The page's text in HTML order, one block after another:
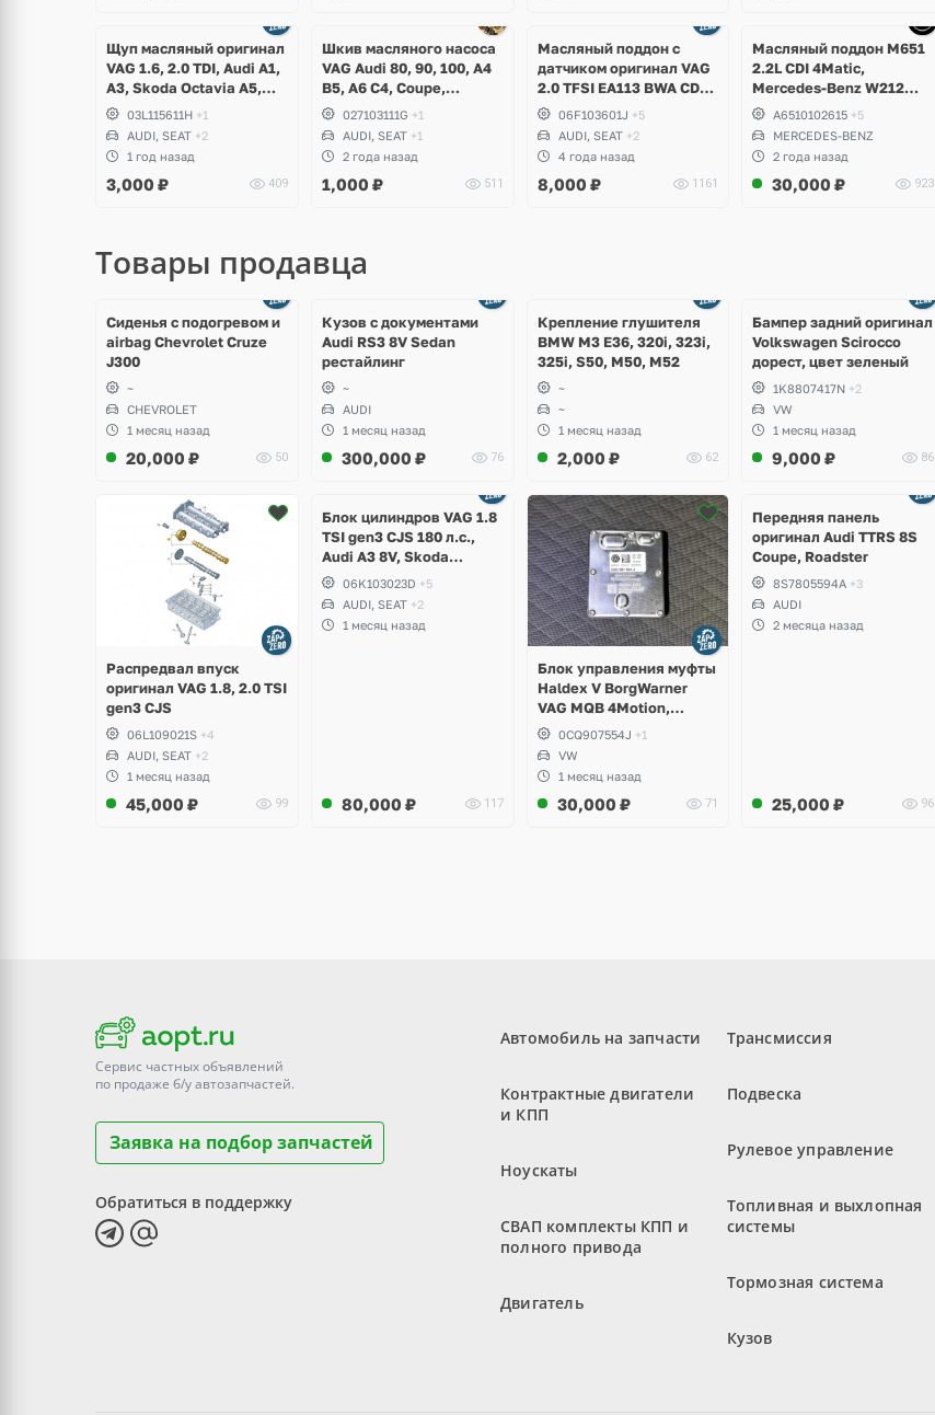
Щуп масляный оригинал
VAG 1.6, 2.0 TDI, Audi A1,
A3, Skoda Octavia A5,
Superb, Yeti, Rapid,
Volkswagen Golf V, VI,
Plus, Jetta, Scirocco,
Caddy, Passat B6, B7,
Polo, Touran, Seat Leon,
03L115611H +1
AUDI, SEAT +2
1 год назад
3,000 ₽ 409
Шкив масляного насоса
VAG Audi 80, 90, 100, A4
B5, A6 C4, Coupe,
Volkswagen Golf 1, 2, 3,
Corrado, Scirocco, Jetta,
Passat B2, B3, B4, B5,
Seat Toledo, Cordoba,
Ibiza
027103111G +1
AUDI, SEAT +1
2 года назад
1,000 ₽ 511
Масляный поддон с
датчиком оригинал VAG
2.0 TFSI EA113 BWA CDLA
CDLC CDLG
06F103601J +5
AUDI, SEAT +2
4 года назад
8,000 ₽ 1161
Масляный поддон M651
2.2L CDI 4Matic,
Mercedes-Benz W212
E250d, W204 GLK
A6510102615 +5
MERCEDES-BENZ
2 года назад
30,000 ₽ 923
Товары продавца
Сиденья с подогревом и
airbag Chevrolet Cruze
J300
~
CHEVROLET
1 месяц назад
20,000 ₽ 50
Кузов с документами
Audi RS3 8V Sedan
рестайлинг
~
AUDI
1 месяц назад
300,000 ₽ 76
Крепление глушителя
BMW M3 E36, 320i, 323i,
325i, S50, M50, M52
~
~
1 месяц назад
2,000 ₽ 62
Бампер задний оригинал
Volkswagen Scirocco
дорест, цвет зеленый
1K8807417N +2
VW
1 месяц назад
9,000 ₽ 86
Распредвал впуск
оригинал VAG 1.8, 2.0 TSI
gen3 CJS
06L109021S +4
AUDI, SEAT +2
1 месяц назад
45,000 ₽ 99
2 фото
Блок цилиндров VAG 1.8
TSI gen3 CJS 180 л.с.,
Audi A3 8V, Skoda
Octavia A7, Superb,
Volkswagen Passat B8,
Golf VII Alltrack, Seat
Leon
06K103023D +5
AUDI, SEAT +2
1 месяц назад
80,000 ₽ 117
Блок управления муфты
Haldex V BorgWarner
VAG MQB 4Motion,
Volkswagen Tiguan
0CQ907554J +1
VW
1 месяц назад
30,000 ₽ 71
2 фото
Передняя панель
оригинал Audi TTRS 8S
Coupe, Roadster
8S7805594A +3
AUDI
2 месяца назад
25,000 ₽ 96
Сервис частных объявлений
по продаже б/уавтозапчастей.
Заявка на подбор запчастей
Обратиться в поддержку
Автомобиль на запчасти
Контрактные двигатели
и КПП
Ноускаты
СВАП комплекты КПП и
полного привода
Двигатель
Трансмиссия
Подвеска
Рулевое управление
Топливная и выхлопная
системы
Тормозная система
Кузов